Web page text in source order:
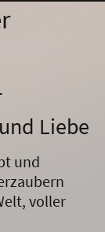
Liebe
und
voller